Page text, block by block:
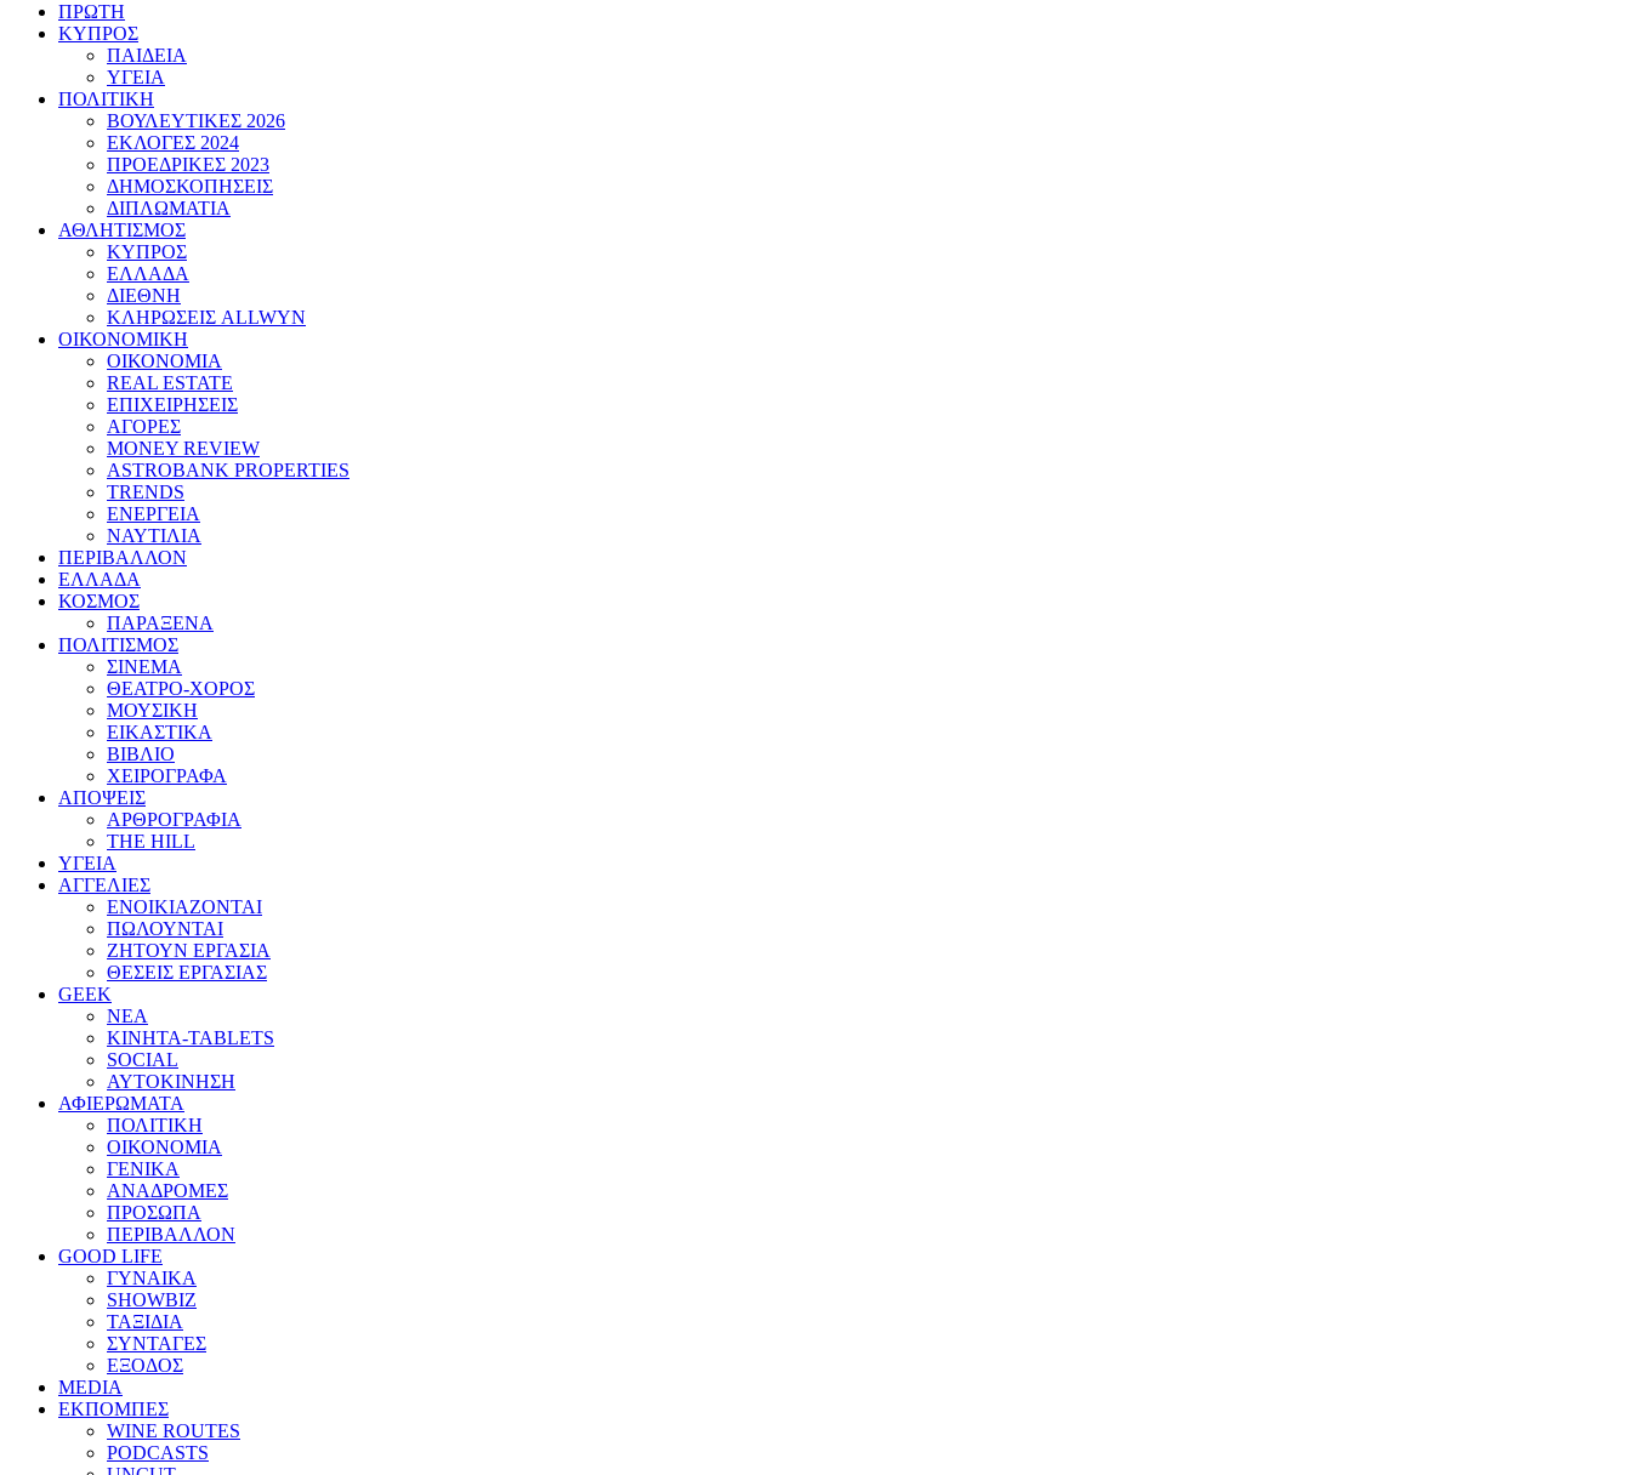
ΠΡΩΤΗ
ΚΥΠΡΟΣ
ΠΑΙΔΕΙΑ
ΥΓΕΙΑ
ΠΟΛΙΤΙΚΗ
ΒΟΥΛΕΥΤΙΚΕΣ 2026
ΕΚΛΟΓΕΣ 2024
ΠΡΟΕΔΡΙΚΕΣ 2023
ΔΗΜΟΣΚΟΠΗΣΕΙΣ
ΔΙΠΛΩΜΑΤΙΑ
ΑΘΛΗΤΙΣΜΟΣ
ΚΥΠΡΟΣ
ΕΛΛΑΔΑ
ΔΙΕΘΝΗ
ΚΛΗΡΩΣΕΙΣ ALLWYN
ΟΙΚΟΝΟΜΙΚΗ
ΟΙΚΟΝΟΜΙΑ
REAL ESTATE
ΕΠΙΧΕΙΡΗΣΕΙΣ
ΑΓΟΡΕΣ
MONEY REVIEW
ASTROBANK PROPERTIES
TRENDS
ΕΝΕΡΓΕΙΑ
ΝΑΥΤΙΛΙΑ
ΠΕΡΙΒΑΛΛΟΝ
ΕΛΛΑΔΑ
ΚΟΣΜΟΣ
ΠΑΡΑΞΕΝΑ
ΠΟΛΙΤΙΣΜΟΣ
ΣΙΝΕΜΑ
ΘΕΑΤΡΟ-ΧΟΡΟΣ
ΜΟΥΣΙΚΗ
ΕΙΚΑΣΤΙΚΑ
ΒΙΒΛΙΟ
ΧΕΙΡΟΓΡΑΦΑ
ΑΠΟΨΕΙΣ
ΑΡΘΡΟΓΡΑΦΙΑ
THE HILL
ΥΓΕΙΑ
ΑΓΓΕΛΙΕΣ
ΕΝΟΙΚΙΑΖΟΝΤΑΙ
ΠΩΛΟΥΝΤΑΙ
ΖΗΤΟΥΝ ΕΡΓΑΣΙΑ
ΘΕΣΕΙΣ ΕΡΓΑΣΙΑΣ
GEEK
ΝΕΑ
ΚΙΝΗΤΑ-TABLETS
SOCIAL
ΑΥΤΟΚΙΝΗΣΗ
ΑΦΙΕΡΩΜΑΤΑ
ΠΟΛΙΤΙΚΗ
ΟΙΚΟΝΟΜΙΑ
ΓΕΝΙΚΑ
ΑΝΑΔΡΟΜΕΣ
ΠΡΟΣΩΠΑ
ΠΕΡΙΒΑΛΛΟΝ
GOOD LIFE
ΓΥΝΑΙΚΑ
SHOWBIZ
ΤΑΞΙΔΙΑ
ΣΥΝΤΑΓΕΣ
ΕΞΟΔΟΣ
MEDIA
ΕΚΠΟΜΠΕΣ
WINE ROUTES
PODCASTS